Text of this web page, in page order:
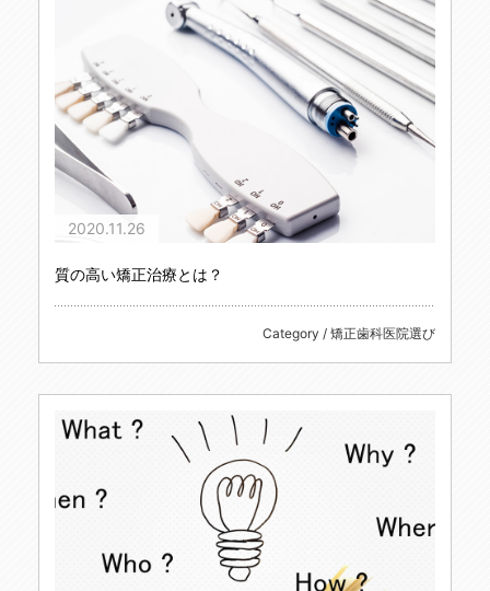
2020.11.26
質の高い矯正治療とは？
Category / 矯正歯科医院選び